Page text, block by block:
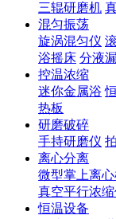
三辊研磨机
混匀振荡
旋涡混匀仪
浴摇床 分液
控温浓缩
迷你金属浴
热板
研磨破碎
手持研磨仪
离心分离
微型掌上离
真空平行浓缩
恒温设备